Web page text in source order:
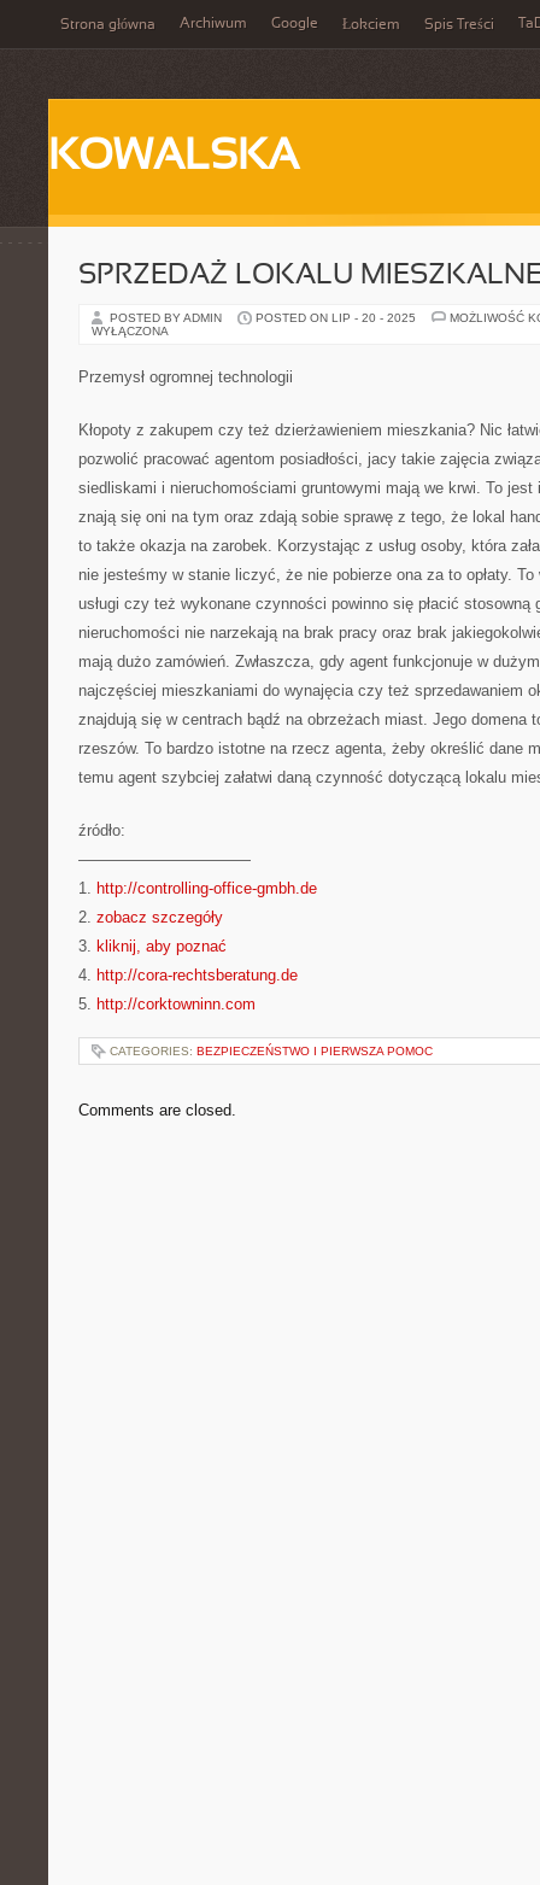
Strona główna Archiwum Google Łokciem Spis Treści
KOWALSKA
SPRZEDAŻ LOKALU
POSTED BY ADMIN POSTED ON LIP - 20 - 2025
MOŻLIWOŚĆ
WYŁĄCZONA
Przemysł ogromnej technologii
Kłopoty z zakupem czy też dzierżawieniem mieszkania? Nic
pozwolić pracować agentom posiadłości, jacy takie zajęcia
siedliskami i nieruchomościami gruntowymi mają we krwi. To
znają się oni na tym oraz zdają sobie sprawę z tego, że lokal
to także okazja na zarobek. Korzystając z usług osoby, która
nie jesteśmy w stanie liczyć, że nie pobierze ona za to opłaty.
usługi czy też wykonane czynności powinno się płacić stosowną
nieruchomości nie narzekają na brak pracy oraz brak
mają dużo zamówień. Zwłaszcza, gdy agent funkcjonuje w
najczęściej mieszkaniami do wynajęcia czy też sprzedawaniem
znajdują się w centrach bądź na obrzeżach miast. Jego domena
rzeszów. To bardzo istotne na rzecz agenta, żeby określić dane
temu agent szybciej załatwi daną czynność dotyczącą lokalu
źródło:
———————————
1. http://controlling-office-gmbh.de
2. zobacz szczegóły
3. kliknij, aby poznać
4. http://cora-rechtsberatung.de
5. http://corktowninn.com
CATEGORIES: BEZPIECZEŃSTWO I PIERWSZA POMOC
Comments are closed.